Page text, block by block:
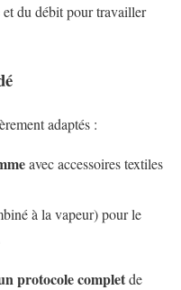
du débit pour travailler
adaptés :
avec accessoires textiles
à la vapeur) pour le
protocole completde